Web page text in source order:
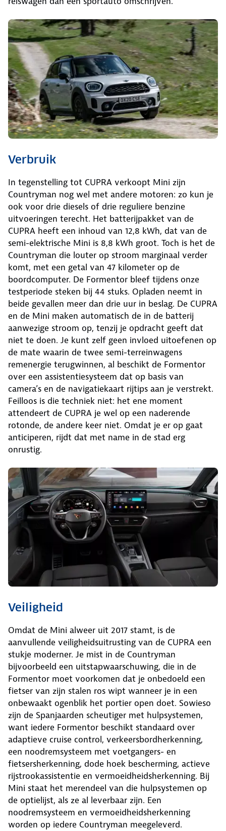
Verbruik
In tegenstelling tot CUPRA verkoopt Mini zijn
Countryman nog wel met andere motoren: zo kun je
ook voor drie diesels of drie reguliere benzine
uitvoeringen terecht. Het batterijpakket van de
CUPRA heeft een inhoud van 12,8 kWh, dat van de
semi-elektrische Mini is 8,8 kWh groot. Toch is het de
Countryman die louter op stroom marginaal verder
komt, met een getal van 47 kilometer op de
boordcomputer. De Formentor bleef tijdens onze
testperiode steken bij 44 stuks. Opladen neemt in
beide gevallen meer dan drie uur in beslag. De CUPRA
en de Mini maken automatisch de in de batterij
aanwezige stroom op, tenzij je opdracht geeft dat
niet te doen. Je kunt zelf geen invloed uitoefenen op
de mate waarin de twee semi-terreinwagens
remenergie terugwinnen, al beschikt de Formentor
over een assistentiesysteem dat op basis van
camera’s en de navigatiekaart rijtips aan je verstrekt.
Feilloos is die techniek niet: het ene moment
attendeert de CUPRA je wel op een naderende
rotonde, de andere keer niet. Omdat je er op gaat
anticiperen, rijdt dat met name in de stad erg
onrustig.
Veiligheid
Omdat de Mini alweer uit 2017 stamt, is de
aanvullende veiligheidsuitrusting van de CUPRA een
stukje moderner. Je mist in de Countryman
bijvoorbeeld een uitstapwaarschuwing, die in de
Formentor moet voorkomen dat je onbedoeld een
fietser van zijn stalen ros wipt wanneer je in een
onbewaakt ogenblik het portier open doet. Sowieso
zijn de Spanjaarden scheutiger met hulpsystemen,
want iedere Formentor beschikt standaard over
adaptieve cruise control, verkeersbordherkenning,
een noodremsysteem met voetgangers- en
fietsersherkenning, dode hoek bescherming, actieve
rijstrookassistentie en vermoeidheidsherkenning. Bij
Mini staat het merendeel van die hulpsystemen op
de optielijst, als ze al leverbaar zijn. Een
noodremsysteem en vermoeidheidsherkenning
worden op iedere Countryman meegeleverd.